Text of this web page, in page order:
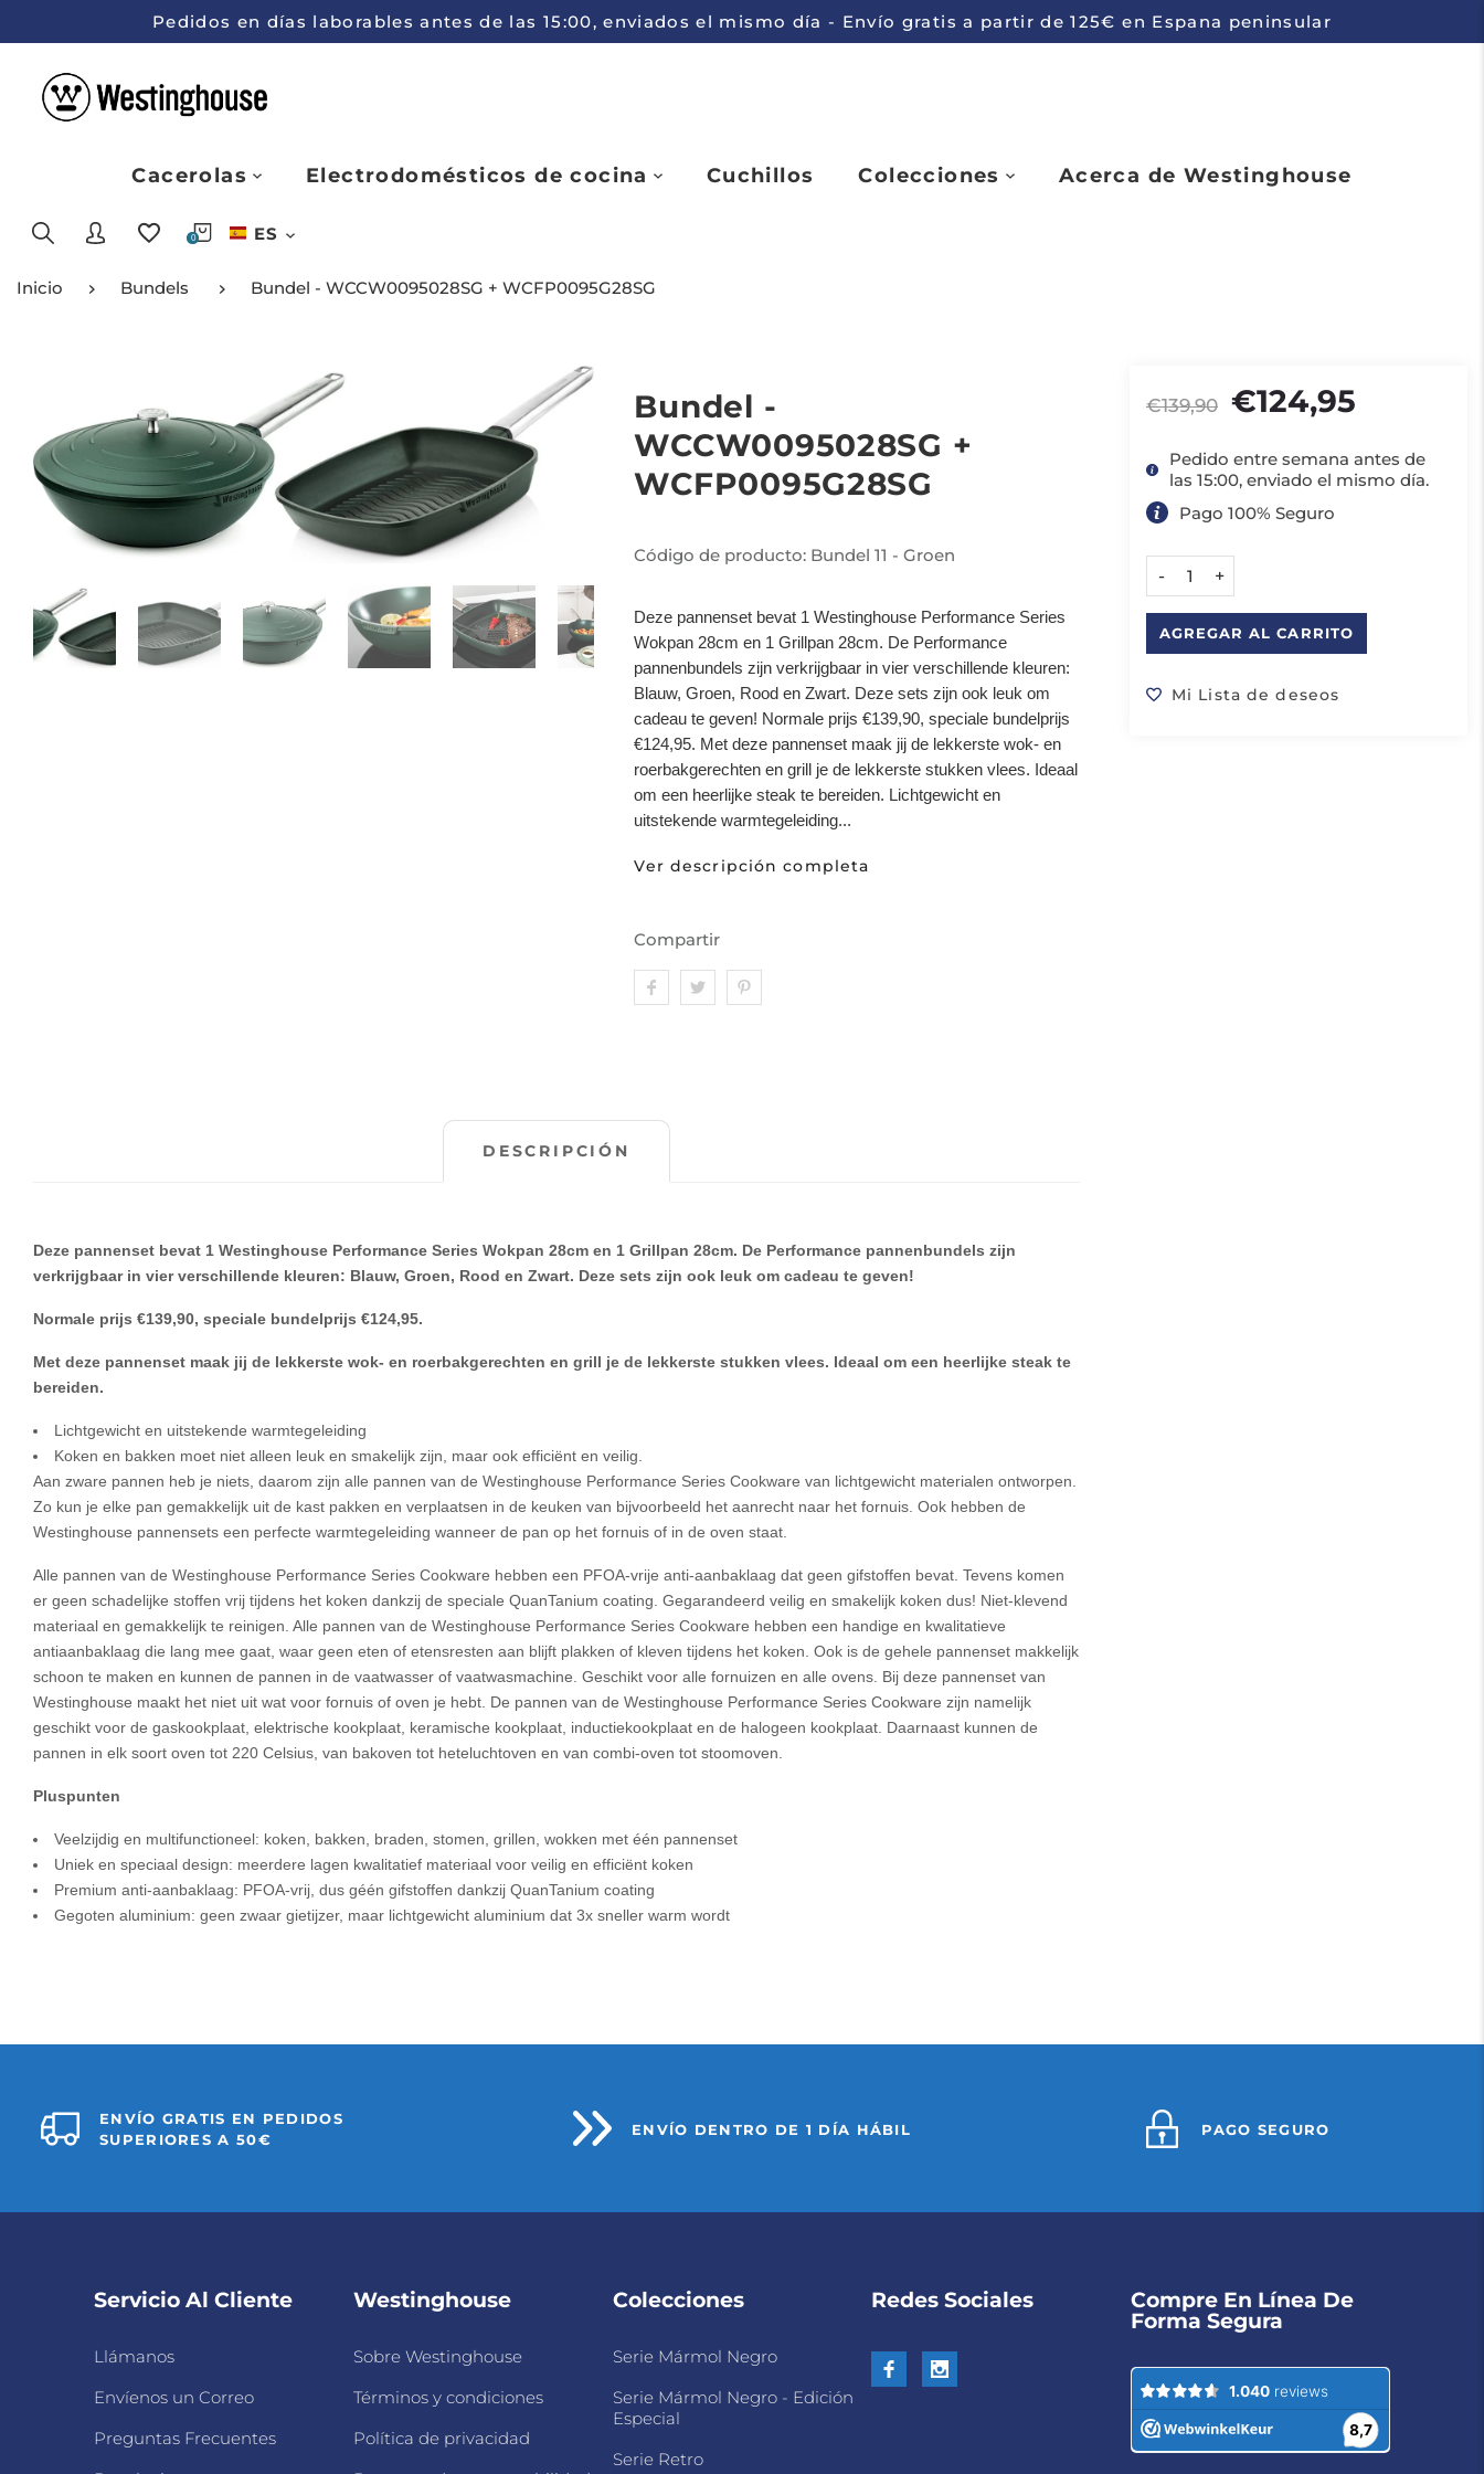
Pedidos en días laborables antes de las 15:00, enviados el mismo día - Envío gratis a partir de 125€ en Espana peninsular
Cacerolas Electrodomésticos de cocina Cuchillos Colecciones Acerca de Westinghouse
0 ES
Inicio Bundels Bundel - WCCW0095028SG + WCFP0095G28SG
Bundel -
WCCW0095028SG +
WCFP0095G28SG
Código de producto: Bundel 11 - Groen
Deze pannenset bevat 1 Westinghouse Performance Series
Wokpan 28cm en 1 Grillpan 28cm. De Performance
pannenbundels zijn verkrijgbaar in vier verschillende kleuren:
Blauw, Groen, Rood en Zwart. Deze sets zijn ook leuk om
cadeau te geven! Normale prijs €139,90, speciale bundelprijs
€124,95. Met deze pannenset maak jij de lekkerste wok- en
roerbakgerechten en grill je de lekkerste stukken vlees. Ideaal
om een heerlijke steak te bereiden. Lichtgewicht en
uitstekende warmtegeleiding...
Ver descripción completa
Compartir
DESCRIPCIÓN
Deze pannenset bevat 1 Westinghouse Performance Series Wokpan 28cm en 1 Grillpan 28cm. De Performance pannenbundels zijn
verkrijgbaar in vier verschillende kleuren: Blauw, Groen, Rood en Zwart. Deze sets zijn ook leuk om cadeau te geven!
Normale prijs €139,90, speciale bundelprijs €124,95.
Met deze pannenset maak jij de lekkerste wok- en roerbakgerechten en grill je de lekkerste stukken vlees. Ideaal om een heerlijke steak te
bereiden.
Lichtgewicht en uitstekende warmtegeleiding
Koken en bakken moet niet alleen leuk en smakelijk zijn, maar ook efficiënt en veilig.
Aan zware pannen heb je niets, daarom zijn alle pannen van de Westinghouse Performance Series Cookware van lichtgewicht materialen ontworpen.
Zo kun je elke pan gemakkelijk uit de kast pakken en verplaatsen in de keuken van bijvoorbeeld het aanrecht naar het fornuis. Ook hebben de
Westinghouse pannensets een perfecte warmtegeleiding wanneer de pan op het fornuis of in de oven staat.
Alle pannen van de Westinghouse Performance Series Cookware hebben een PFOA-vrije anti-aanbaklaag dat geen gifstoffen bevat. Tevens komen
er geen schadelijke stoffen vrij tijdens het koken dankzij de speciale QuanTanium coating. Gegarandeerd veilig en smakelijk koken dus! Niet-klevend
materiaal en gemakkelijk te reinigen. Alle pannen van de Westinghouse Performance Series Cookware hebben een handige en kwalitatieve
antiaanbaklaag die lang mee gaat, waar geen eten of etensresten aan blijft plakken of kleven tijdens het koken. Ook is de gehele pannenset makkelijk
schoon te maken en kunnen de pannen in de vaatwasser of vaatwasmachine. Geschikt voor alle fornuizen en alle ovens. Bij deze pannenset van
Westinghouse maakt het niet uit wat voor fornuis of oven je hebt. De pannen van de Westinghouse Performance Series Cookware zijn namelijk
geschikt voor de gaskookplaat, elektrische kookplaat, keramische kookplaat, inductiekookplaat en de halogeen kookplaat. Daarnaast kunnen de
pannen in elk soort oven tot 220 Celsius, van bakoven tot heteluchtoven en van combi-oven tot stoomoven.
Pluspunten
Veelzijdig en multifunctioneel: koken, bakken, braden, stomen, grillen, wokken met één pannenset
Uniek en speciaal design: meerdere lagen kwalitatief materiaal voor veilig en efficiënt koken
Premium anti-aanbaklaag: PFOA-vrij, dus géén gifstoffen dankzij QuanTanium coating
Gegoten aluminium: geen zwaar gietijzer, maar lichtgewicht aluminium dat 3x sneller warm wordt
€139,90 €124,95
Pedido entre semana antes de
las 15:00, enviado el mismo día.
Pago 100% Seguro
- +
AGREGAR AL CARRITO
Mi Lista de deseos
ENVÍO GRATIS EN PEDIDOS
SUPERIORES A 50€
ENVÍO DENTRO DE 1 DÍA HÁBIL PAGO SEGURO
Servicio Al Cliente
Llámanos
Envíenos un Correo
Preguntas Frecuentes
Westinghouse
Sobre Westinghouse
Términos y condiciones
Política de privacidad
Colecciones
Serie Mármol Negro
Serie Mármol Negro - Edición
Especial
Serie Retro
Redes Sociales
Compre En Línea De
Forma Segura